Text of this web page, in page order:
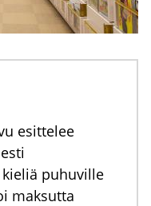
esittelee
puhuville
maksutta